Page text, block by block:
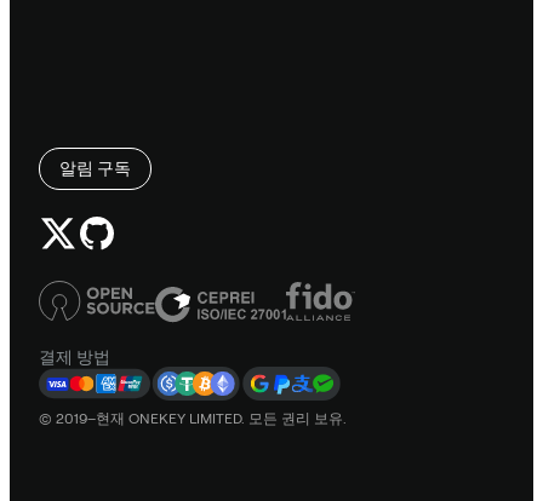
알림 구독
결제 방법
© 2019–현재 ONEKEY LIMITED. 모든 권리 보유.